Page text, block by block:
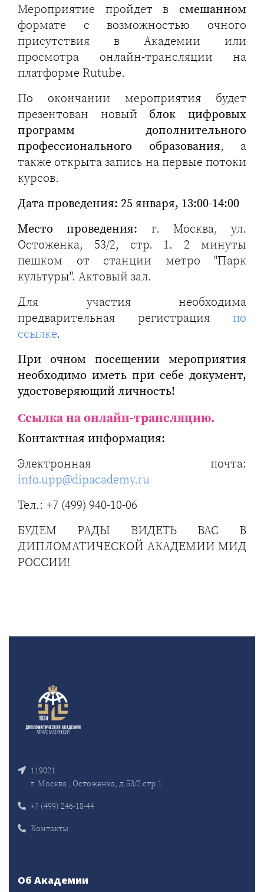
Мероприятие пройдет в смешанном
формате с возможностью очного
присутствия в Академии или
просмотра онлайн-трансляции на
платформе Rutube.
По окончании мероприятия будет
презентован новый блок цифровых
программ дополнительного
профессионального образования, а
также открыта запись на первые потоки
курсов.
Дата проведения: 25 января, 13:00-14:00
Место проведения: г. Москва, ул.
Остоженка, 53/2, стр. 1. 2 минуты
пешком от станции метро "Парк
культуры". Актовый зал.
Для участия необходима
предварительная регистрация по
ссылке.
При очном посещении мероприятия
необходимо иметь при себе документ,
удостоверяющий личность!
Ссылка на онлайн-трансляцию.
Контактная информация:
Электронная почта:
info.upp@dipacademy.ru
Тел.: +7 (499) 940-10-06
БУДЕМ РАДЫ ВИДЕТЬ ВАС В
ДИПЛОМАТИЧЕСКОЙ АКАДЕМИИ МИД
РОССИИ!
119021
г. Москва , Остоженка, д.53/2 стр.1
+7 (499) 246-18-44
Контакты
Об Академии